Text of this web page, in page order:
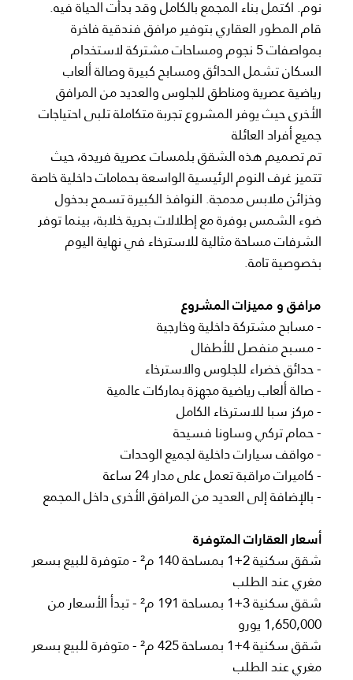
نوم. اكتمل بناء المجمع بالكامل وقد بدأت الحياة فيه.
قام المطور العقاري بتوفير مرافق فندقية فاخرة
بمواصفات 5 نجوم ومساحات مشتركة لاستخدام
السكان تشمل الحدائق ومسابح كبيرة وصالة ألعاب
رياضية عصرية ومناطق للجلوس والعديد من المرافق
الأخرى حيث يوفر المشروع تجربة متكاملة تلبى احتياجات
جميع أفراد العائلة
تم تصميم هذه الشقق بلمسات عصرية فريدة، حيث
تتميز غرف النوم الرئيسية الواسعة بحمامات داخلية خاصة
وخزائن ملابس مدمجة. النوافذ الكبيرة تسمح بدخول
ضوء الشمس بوفرة مع إطلالات بحرية خلابة، بينما توفر
الشرفات مساحة مثالية للاسترخاء في نهاية اليوم
بخصوصية تامة.
مرافق و مميزات المشروع
- مسابح مشتركة داخلية وخارجية
- مسبح منفصل للأطفال
- حدائق خضراء للجلوس والاسترخاء
- صالة ألعاب رياضية مجهزة بماركات عالمية
- مركز سبا للاسترخاء الكامل
- حمام تركي وساونا فسيحة
- مواقف سيارات داخلية لجميع الوحدات
- كاميرات مراقبة تعمل على مدار 24 ساعة
- بالإضافة إلى العديد من المرافق الأخرى داخل المجمع
أسعار العقارات المتوفرة
شقق سكنية 2+1 بمساحة 140 م² - متوفرة للبيع بسعر
مغري عند الطلب
شقق سكنية 3+1 بمساحة 191 م² - تبدأ الأسعار من
1,650,000 يورو
شقق سكنية 4+1 بمساحة 425 م² - متوفرة للبيع بسعر
مغري عند الطلب